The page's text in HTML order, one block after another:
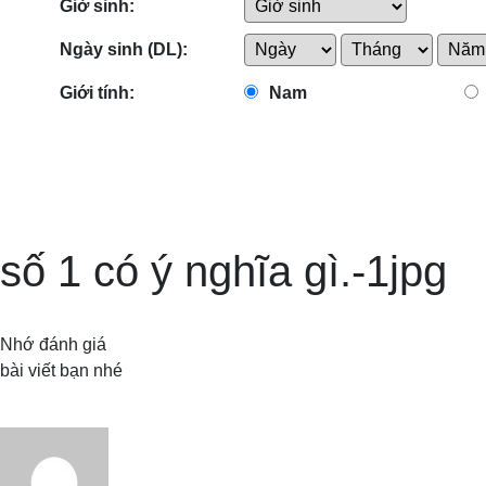
Giờ sinh:
Ngày sinh (DL):
Giới tính: Nam
số 1 có ý nghĩa gì.-1jpg
Nhớ đánh giá
bài viết bạn nhé